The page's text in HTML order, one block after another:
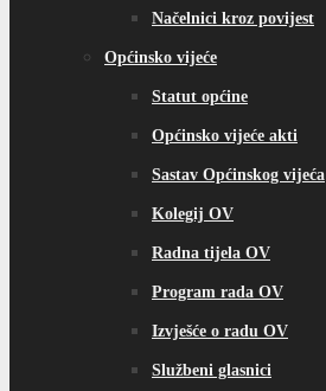
Načelnici kroz povijest
Općinsko vijeće
Statut općine
Općinsko vijeće akti
Sastav Općinskog vijeća
Kolegij OV
Radna tijela OV
Program rada OV
Izvješće o radu OV
Službeni glasnici